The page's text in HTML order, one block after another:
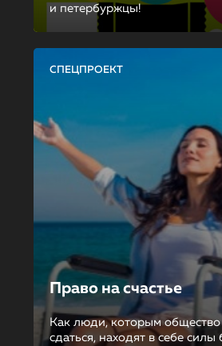
и петербуржцы!
СПЕЦПРОЕКТ
Право на счастье
Как люди, которым общество
сдаться, находят в себе силы